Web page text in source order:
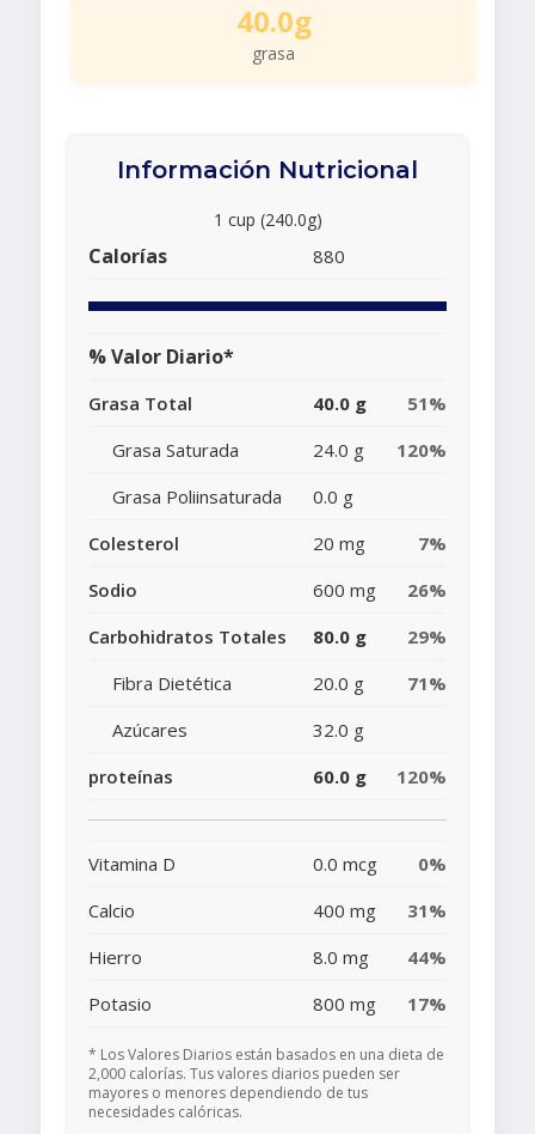
40.0g
grasa
Información Nutricional
1 cup (240.0g)
Calorías 880
% Valor Diario*
Grasa Total 40.0 g
51%
Grasa Saturada
24.0 g
120%
Grasa Poliinsaturada
0.0 g
Colesterol
20 mg
7%
Sodio
600 mg
26%
Carbohidratos Totales
80.0 g
29%
Fibra Dietética
20.0 g
71%
Azúcares
32.0 g
proteínas
60.0 g 120%
Vitamina D 0.0 mcg
0%
Calcio
400 mg
31%
Hierro
8.0 mg
44%
Potasio
800 mg 17%
* Los Valores Diarios están basados en una dieta de
2,000 calorías. Tus valores diarios pueden ser
mayores o menores dependiendo de tus
necesidades calóricas.